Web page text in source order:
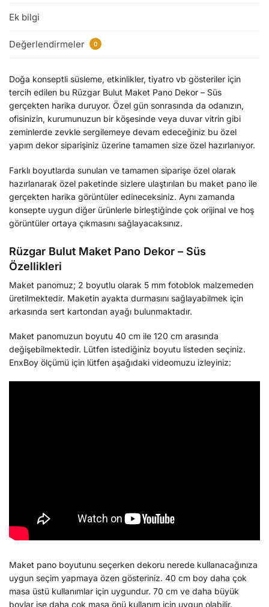
Ek bilgi
Değerlendirmeler 0
Doğa konseptli süsleme, etkinlikler, tiyatro vb gösteriler için
tercih edilen bu Rüzgar Bulut Maket Pano Dekor – Süs
gerçekten harika duruyor. Özel gün sonrasında da odanızın,
ofisinizin, kurumunuzun bir köşesinde veya duvar vitrin gibi
zeminlerde zevkle sergilemeye devam edeceğiniz bu özel
yapım dekor siparişiniz üzerine tamamen size özel hazırlanıyor.
Farklı boyutlarda sunulan ve tamamen siparişe özel olarak
hazırlanarak özel paketinde sizlere ulaştırılan bu maket pano ile
gerçekten harika görüntüler edineceksiniz. Aynı zamanda
konsepte uygun diğer ürünlerle birleştiğinde çok orijinal ve hoş
görüntüler ortaya çıkmasını sağlayacaksınız.
Rüzgar Bulut Maket Pano Dekor – Süs
Özellikleri
Maket panomuz; 2 boyutlu olarak 5 mm fotoblok malzemeden
üretilmektedir. Maketin ayakta durmasını sağlayabilmek için
arkasında sert kartondan ayağı bulunmaktadır.
Maket panomuzun boyutu 40 cm ile 120 cm arasında
değişebilmektedir. Lütfen istediğiniz boyutu listeden seçiniz.
EnxBoy ölçümü için lütfen aşağıdaki videomuzu izleyiniz:
Maket pano boyutunu seçerken dekoru nerede kullanacağınıza
uygun seçim yapmaya özen gösteriniz. 40 cm boy daha çok
masa üstü kullanımlar için uygundur. 70 cm ve daha büyük
boylar ise daha çok masa önü kullanım için uygun olabilir.